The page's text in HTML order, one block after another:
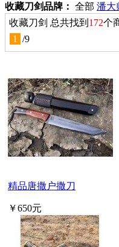
收藏刀剑品牌： 全部 潘大
收藏刀剑 总共找到 172个
1
/9
精品唐撒户撒刀
￥650元